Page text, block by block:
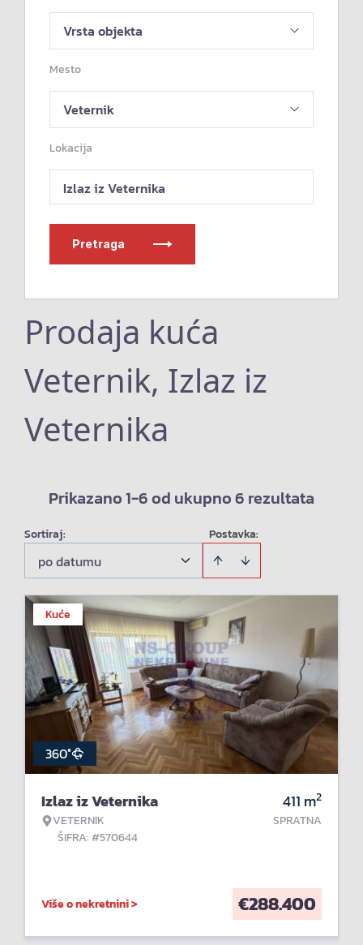
Mesto
Lokacija
Izlaz iz Veternika
Pretraga
Prodaja kuća
Veternik, Izlaz iz
Veternika
Prikazano 1-6 od ukupno 6 rezultata
Postavka:
Sortiraj:
po datumu
Kuće
360°
Izlaz iz Veternika
VETERNIK
ŠIFRA: #570644
411 m2
SPRATNA
Više o nekretnini > €288.400